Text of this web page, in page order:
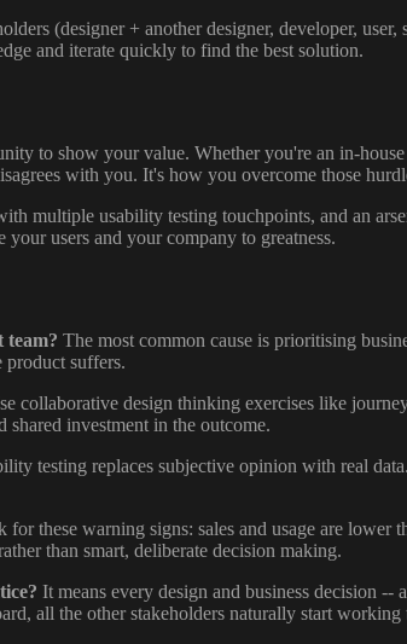
(designer + another designer, developer,
and iterate quickly to find the best solution.
to show your value. Whether you're an in-
with you. It's how you overcome those
multiple usability testing touchpoints, and an
users and your company to greatness.
team? The most common cause is prioritising
product suffers.
collaborative design thinking exercises like
investment in the outcome.
testing replaces subjective opinion with real
for these warning signs: sales and usage are lower
than smart, deliberate decision making.
It means every design and business decision
all the other stakeholders naturally start working